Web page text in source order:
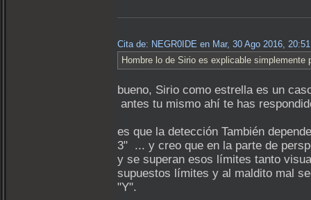
Cita de: NEGR0IDE en Mar, 30 Ago 2016,
Hombre lo de Sirio es explicable simplemente
bueno, Sirio como estrella es un
antes tu mismo ahí te has
es que la detección También
3" ... y creo que en la parte de
y se superan esos límites tanto
supuestos límites y al maldito mal
"Y".